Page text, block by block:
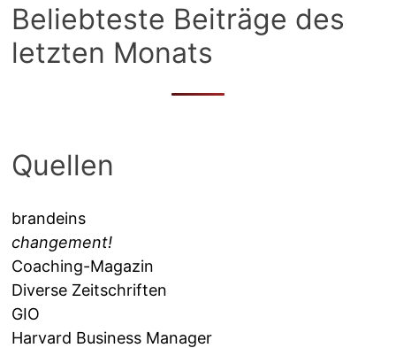
Beliebteste Beiträge des
letzten Monats
Quellen
brandeins
changement!
Coaching-Magazin
Diverse Zeitschriften
GIO
Harvard Business Manager